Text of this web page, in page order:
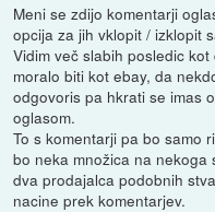
Meni se zdijo komentarji
opcija za jih vklopit / izklopit
Vidim več slabih posledic
moralo biti kot ebay, da
odgovoris pa hkrati se imas
oglasom.
To s komentarji pa bo samo
bo neka množica na
dva prodajalca podobnih
nacine prek komentarjev.